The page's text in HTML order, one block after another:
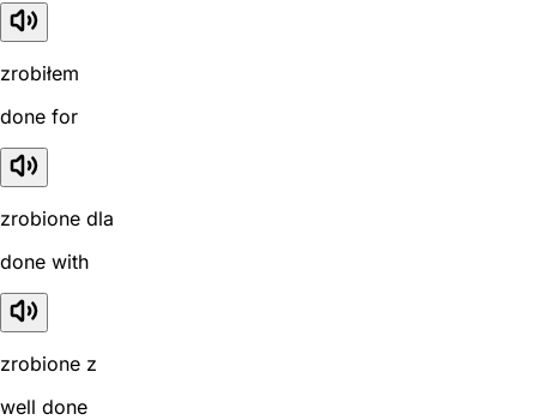
zrobiłem
done for
zrobione dla
done with
zrobione z
well done